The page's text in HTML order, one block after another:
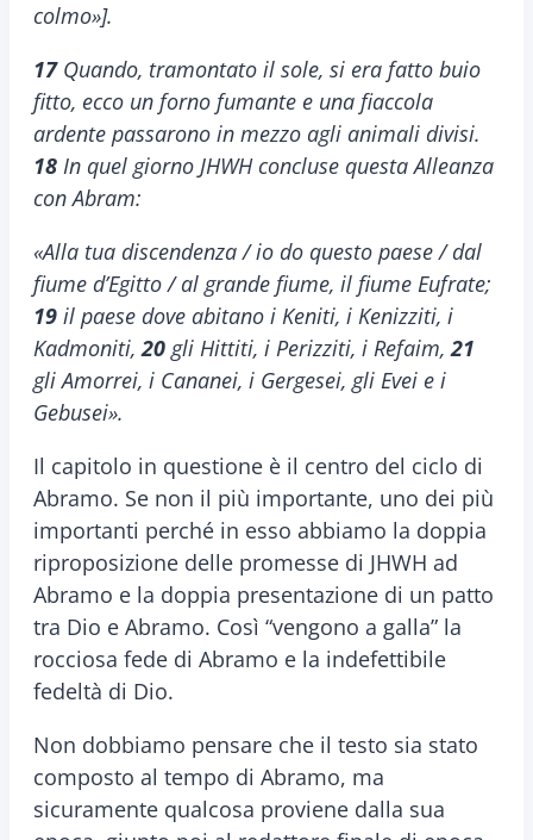
colmo»].
17Quando, tramontato il sole, si era fatto buio
fitto, ecco un forno fumante e una fiaccola
ardente passarono in mezzo agli animali divisi.
18 In quel giorno JHWH concluse questa Alleanza
con Abram:
«Alla tua discendenza / io do questo paese / dal
fiume d’Egitto / al grande fiume, il fiume Eufrate;
19 il paese dove abitano i Keniti, i Kenizziti, i
Kadmoniti,20 gli Hittiti, i Perizziti, i Refaim,21
gli Amorrei, i Cananei, i Gergesei, gli Evei e i
Gebusei».
Il capitolo in questione è il centro del ciclo di
Abramo. Se non il più importante, uno dei più
importanti perché in esso abbiamo la doppia
riproposizione delle promesse di JHWH ad
Abramo e la doppia presentazione di un patto
tra Dio e Abramo. Così “vengono a galla” la
rocciosa fede di Abramo e la indefettibile
fedeltà di Dio.
Non dobbiamo pensare che il testo sia stato
composto al tempo di Abramo, ma
sicuramente qualcosa proviene dalla sua